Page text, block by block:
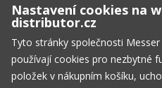
OBCHODNÍ
Nastavení cookies na
distributor.cz
Tyto stránky společnosti
používají cookies pro nezbytné
položek v nákupním košíku,